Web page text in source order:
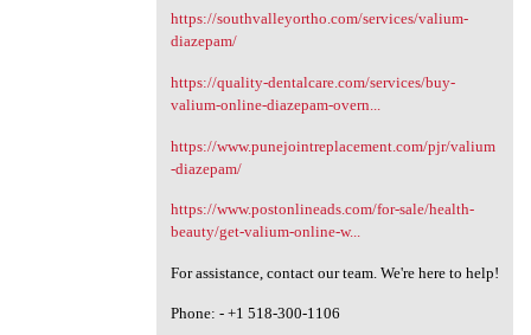
https://southvalleyortho.com/services/valium-
diazepam/
https://quality-dentalcare.com/services/buy-
valium-online-diazepam-overn...
https://www.punejointreplacement.com/pjr/valium
-diazepam/
https://www.postonlineads.com/for-sale/health-
beauty/get-valium-online-w...
For assistance, contact our team. We're here to help!
Phone: - +1 518-300-1106